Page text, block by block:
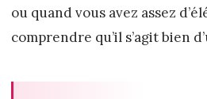
ou quand vous avez assez
comprendre qu’il s’agit bien